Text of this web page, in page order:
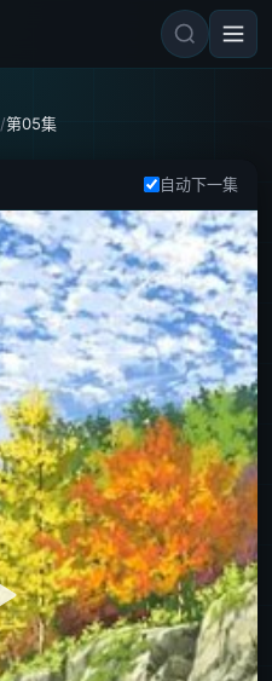
/第05集
自动下一集